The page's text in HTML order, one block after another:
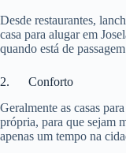
Desde restaurantes,
casa para alugar em
quando está de
2. Conforto
Geralmente as casas
própria, para que sejam
apenas um tempo na